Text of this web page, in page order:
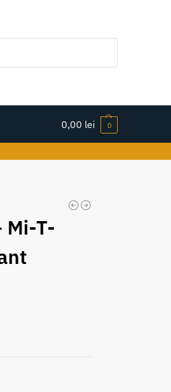
0,00 lei 0
Mi-T-